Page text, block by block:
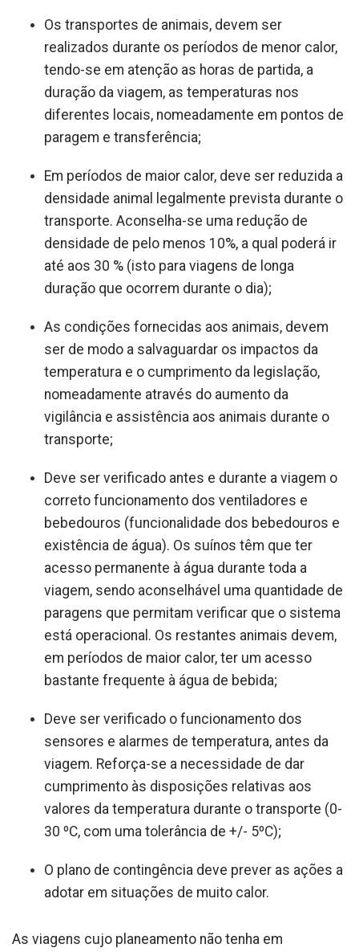
Os transportes de animais, devem ser
realizados durante os períodos de menor calor,
tendo-se em atenção as horas de partida, a
duração da viagem, as temperaturas nos
diferentes locais, nomeadamente em pontos de
paragem e transferência;
Em períodos de maior calor, deve ser reduzida a
densidade animal legalmente prevista durante o
transporte. Aconselha-se uma redução de
densidade de pelo menos 10%, a qual poderá ir
até aos 30 % (isto para viagens de longa
duração que ocorrem durante o dia);
As condições fornecidas aos animais, devem
ser de modo a salvaguardar os impactos da
temperatura e o cumprimento da legislação,
nomeadamente através do aumento da
vigilância e assistência aos animais durante o
transporte;
Deve ser verificado antes e durante a viagem o
correto funcionamento dos ventiladores e
bebedouros (funcionalidade dos bebedouros e
existência de água). Os suínos têm que ter
acesso permanente à água durante toda a
viagem, sendo aconselhável uma quantidade de
paragens que permitam verificar que o sistema
está operacional. Os restantes animais devem,
em períodos de maior calor, ter um acesso
bastante frequente à água de bebida;
Deve ser verificado o funcionamento dos
sensores e alarmes de temperatura, antes da
viagem. Reforça-se a necessidade de dar
cumprimento às disposições relativas aos
valores da temperatura durante o transporte (0-
30 ºC, com uma tolerância de +/- 5ºC);
O plano de contingência deve prever as ações a
adotar em situações de muito calor.
As viagens cujo planeamento não tenha em